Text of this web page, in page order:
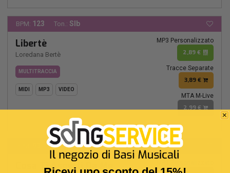
BPM: 123 Ton.: SIb
Libertè
Loredana Bertè
MULTITRACCIA
MIDI MP3 VIDEO
MP3 Personalizzato
2,89 €
Tracce Separate
3,89 €
MTA M-Live
2,99 €
Ton.:MIb-
Cosa Ti Aspetti Da Me